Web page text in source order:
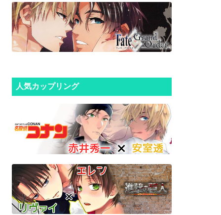
人気カップリング